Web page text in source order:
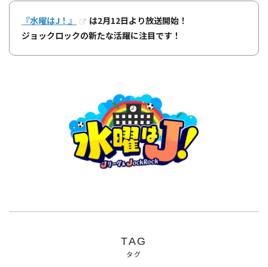
『水曜はJ！』
は2月12日より放送開始！
ジョックロックの新たな活躍に注目です！
TAG
タグ